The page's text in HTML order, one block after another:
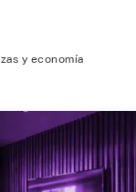
y economía